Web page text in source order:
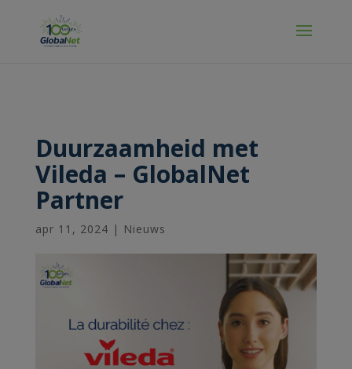
Manage Cookies
Duurzaamheid met
Vileda – GlobalNet
Partner
apr 11, 2024 | Nieuws